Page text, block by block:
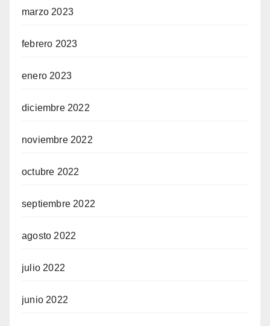
marzo 2023
febrero 2023
enero 2023
diciembre 2022
noviembre 2022
octubre 2022
septiembre 2022
agosto 2022
julio 2022
junio 2022